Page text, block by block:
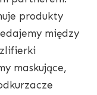
produkty
między
maskujące,